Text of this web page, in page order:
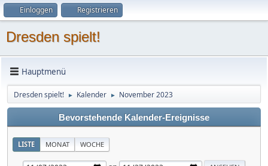
Einloggen Registrieren
Dresden spielt!
Hauptmenü
Dresden spielt! ► Kalender ► November 2023
Bevorstehende Kalender-Ereignisse
LISTE MONAT WOCHE